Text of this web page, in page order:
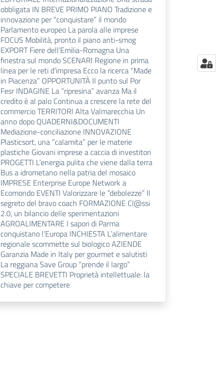
obbligata IN BREVE PRIMO PIANO Tradizione e
innovazione per “conquistare” il mondo
Parlamento europeo La parola alle imprese
FOCUS Mobilità, pronto il piano anti-smog
EXPORT Fiere dell’Emilia-Romagna Una
finestra sul mondo SCENARI Regione in prima
linea per le reti d’impresa Ecco la ricerca “Made
in Piacenza” OPPORTUNITÀ Il punto sul Por
Fesr INDAGINE La “ripresina” avanza Ma il
credito è al palo Continua a crescere la rete del
commercio TERRITORI Alta Valmarecchia Un
anno dopo QUADERNI&DOCUMENTI
Mediazione-conciliazione INNOVAZIONE
Plasticsort, una “calamita” per le materie
plastiche Giovani imprese a caccia di investitori
PROGETTI L’energia pulita che viene dalla terra
Bus a idrometano nella patria del mosaico
IMPRESE Enterprise Europe Network a
Ecomondo EVENTI Valorizzare le “debolezze” Il
segreto del bravo coach FORMAZIONE Cl@ssi
2.0, un bilancio delle sperimentazioni
AGROALIMENTARE I sapori di Parma
conquistano l’Europa INCHIESTA L’alimentare
regionale scommette sul biologico AZIENDE
Garanzia Made in Italy per gourmet e salutisti
La reggiana Save Group “prende il largo”
SPECIALE BREVETTI Proprietà intellettuale: la
chiave per competere